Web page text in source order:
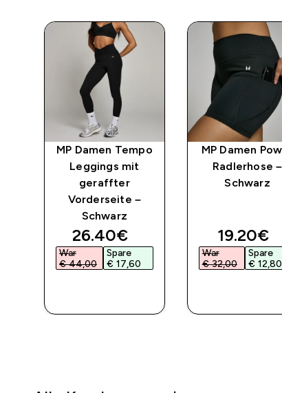
MP Damen Tempo
Leggings mit
geraffter
Vorderseite –
Schwarz
discounted price
26.40€‎
War
€ 44,00‎
Spare
€ 17,60‎
MP Damen
Radlerhose –
Schwarz
19.20€‎
War
€ 32,00‎
Spare
€ 12,80‎